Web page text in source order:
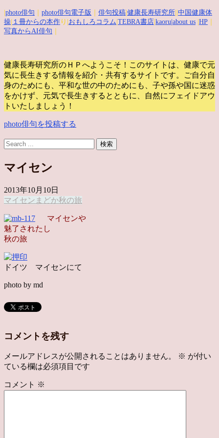
photo俳句 photo俳句電子版 俳句投稿 健康長寿研究所 中国健康体
操 １冊からの本作 り| おもしろコラム TEBRA書店 kaoru |about us HP
写真からAI俳句
健康長寿研究所のＨＰへようこそ！このサイトは、健康で元
気に長生きする情報を紹介・共有するサイトです。
ご自分自
身のためにも、平和な世の中のためにも、子や孫や国に迷惑
をかけず、元気で長生きするとともに、自然にフェイドアウ
トいたしましょう！
photo俳句を投稿する
マイセン
2013年10月10日
マイセン まどか秋の旅
マイセンや
魅了されたし
秋の旅
ドイツ マイセンにて
photo by md
コメントを残す
メールアドレスが公開されることはありません。 ※ が付い
ている欄は必須項目です
コメント ※